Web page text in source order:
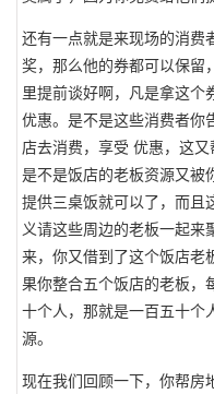
还有一点就是来现场的消费
奖，那么他的券都可以保留
里提前谈好啊，凡是拿这个
优惠。是不是这些消费者你
店去消费，享受 优惠，这又
是不是饭店的老板资源又被
提供三桌饭就可以了，而且
义请这些周边的老板一起来
来，你又借到了这个饭店老
果你整合五个饭店的老板，
十个人，那就是一百五十个
源。
现在我们回顾一下，你帮房